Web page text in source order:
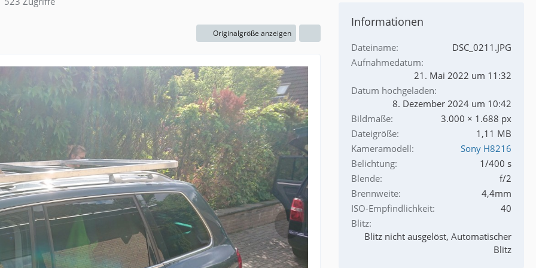
Originalgröße anzeigen
Informationen
Dateiname
DSC_0211.JPG
Aufnahmedatum
21. Mai 2022 um 11:32
Datum hochgeladen
8. Dezember 2024 um 10:42
Bildmaße
3.000 × 1.688 px
Dateigröße
1,11 MB
Kameramodell
Sony H8216
Belichtung
1/400 s
Blende
f/2
Brennweite
4,4mm
ISO-Empfindlichkeit
40
Blitz
Blitz nicht ausgelöst, Automatischer
Blitz